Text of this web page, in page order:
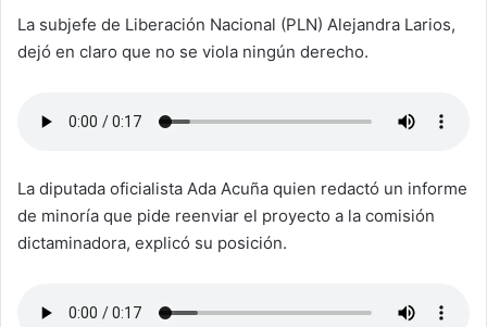
La subjefe de Liberación Nacional (PLN) Alejandra Larios,
dejó en claro que no se viola ningún derecho.
La diputada oficialista Ada Acuña quien redactó un informe
de minoría que pide reenviar el proyecto a la comisión
dictaminadora, explicó su posición.